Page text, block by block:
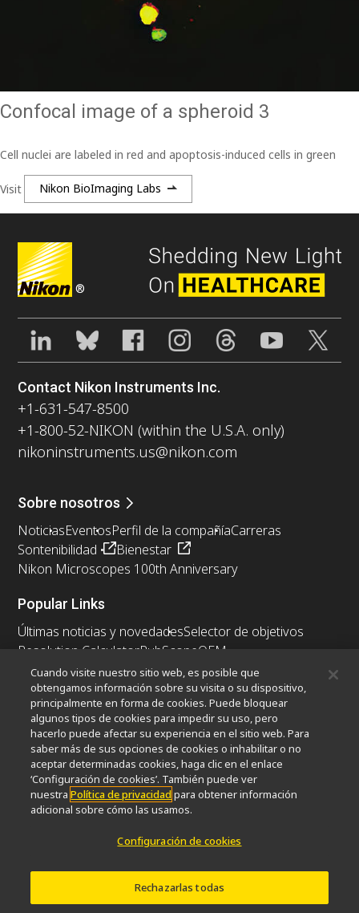
Confocal image of a spheroid 3
Cell nuclei are labeled in red and apoptosis-induced cells in green
Visit Nikon BioImaging Labs
®
Contact Nikon Instruments Inc.
+1-631-547-8500
+1-800-52-NIKON (within the U.S.A. only)
nikoninstruments.us@nikon.com
Sobre nosotros
NoticiasEventosPerfil de la compañíaCarreras
Sontenibilidad
Bienestar
Nikon Microscopes 100th Anniversary
Popular Links
Últimas noticias y novedadesSelector de objetivos
Resolution CalculatorPubScopeOEM
Nikon Small World
MicroscopyU
Otros Productos Nikon
Productos de imagen
Microscopía industrial y metrología
Sistemas de litografía semiconductores
Sistemas de litografía FPD
Do Not Sell or Share My Personal Information
Cuando visite nuestro sitio web, es posible que
obtengamos información sobre su visita o su dispositivo,
principalmente en forma de cookies. Puede bloquear
algunos tipos de cookies para impedir su uso, pero
hacerlo puede afectar su experiencia en el sitio web. Para
saber más de sus opciones de cookies o inhabilitar o no
aceptar determinadas cookies, haga clic en el enlace
‘Configuración de cookies’. También puede ver
nuestraPolítica de privacidad para obtener información
adicional sobre cómo las usamos.
Configuración de cookies
Rechazarlas todas